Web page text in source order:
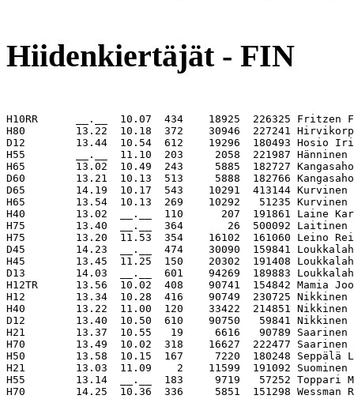
Hiidenkiertäjät - FIN
H10RR      __.__  10.07  434    18925  226325
H80        13.22  10.18  372    30946  227241
D12        13.44  10.54  612    19296  180493
H55        __.__  11.10  203     2058  221987
H65        13.02  10.49  243     5885  182727
D60        13.21  10.13  513     5888  182766
D65        14.19  10.17  543    10291  413144
H65        13.54  10.13  269    10292   51235
H40        13.02  __.__  110      207  191861
H75        13.40  __.__  364       26  500092
H75        13.20  11.53  354    16102  161060
D45        14.23  __.__  474    30090  159841
H45        13.45  11.25  150    20302  191408
D13        14.03  __.__  601    94269  189883
H12TR      13.56  10.02  408    90741  154842
H12        13.34  10.28  416    90749  230725
H40        13.22  11.00  120    33422  214851
D12        13.40  10.50  610    90750   59841
H21        13.37  10.55   19     6616   90789
H70        13.49  10.02  318    16627  222477
H50        13.58  10.15  167     7220  180248
H21        13.03  11.09    2    11599  191092
H55        13.14  __.__  183     9719   57252
H70        14.25  10.36  336     5851  151298